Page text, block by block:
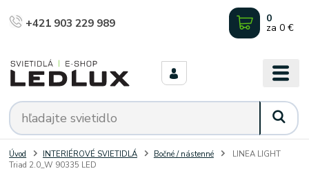
+421 903 229 989 0
za 0 €
Úvod INTERIÉROVÉ SVIETIDLÁ Bočné / nástenné
LINEA LIGHT
Triad 2.0_W 90335 LED